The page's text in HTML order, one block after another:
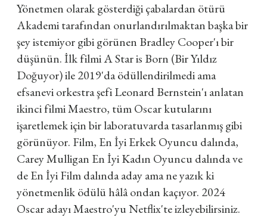
Yönetmen olarak gösterdiği çabalardan ötürü
Akademi tarafından onurlandırılmaktan başka bir
şey istemiyor gibi görünen Bradley Cooper'ı bir
düşünün. İlk filmi A Star is Born (Bir Yıldız
Doğuyor) ile 2019'da ödüllendirilmedi ama
efsanevi orkestra şefi Leonard Bernstein'ı anlatan
ikinci filmi Maestro, tüm Oscar kutularını
işaretlemek için bir laboratuvarda tasarlanmış gibi
görünüyor. Film, En İyi Erkek Oyuncu dalında,
Carey Mulligan En İyi Kadın Oyuncu dalında ve
de En İyi Film dalında aday ama ne yazık ki
yönetmenlik ödülü hâlâ ondan kaçıyor. 2024
Oscar adayı Maestro'yu Netflix'te izleyebilirsiniz.